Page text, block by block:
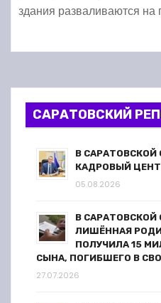
здания разваливаются на
САРАТОВСКИЙ
В
КАДРОВЫЙ
05.08.2026
В САРАТОВСКОЙ
ЛИШЁННАЯ
ПОЛУЧИЛА 15
СЫНА, ПОГИБШЕГО В СВО
27.07.2026